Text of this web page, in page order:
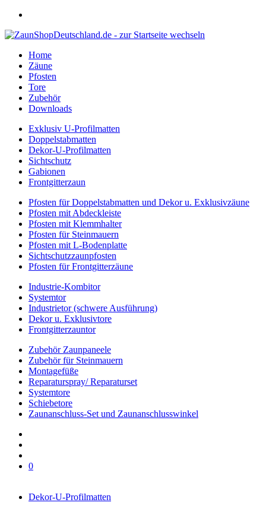
Home
Zäune
Pfosten
Tore
Zubehör
Downloads
Exklusiv U-Profilmatten
Doppelstabmatten
Dekor-U-Profilmatten
Sichtschutz
Gabionen
Frontgitterzaun
Pfosten für Doppelstabmatten und Dekor u. Exklusivzäune
Pfosten mit Abdeckleiste
Pfosten mit Klemmhalter
Pfosten für Steinmauern
Pfosten mit L-Bodenplatte
Sichtschutzzaunpfosten
Pfosten für Frontgitterzäune
Industrie-Kombitor
Systemtor
Industrietor (schwere Ausführung)
Dekor u. Exklusivtore
Frontgitterzauntor
Zubehör Zaunpaneele
Zubehör für Steinmauern
Montagefüße
Reparaturspray/ Reparaturset
Systemtore
Schiebetore
Zaunanschluss-Set und Zaunanschlusswinkel
0
Dekor-U-Profilmatten